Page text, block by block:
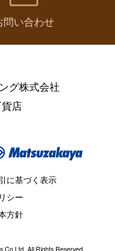
問い合わせ
グ株式会社
店
に基づく表示
シー
方針
Co.Ltd. All Rights Reserved.